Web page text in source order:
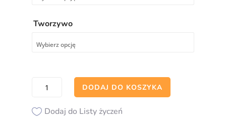
Tworzywo
ilość
do
DODAJ DO KOSZYKA
Dodaj do Listy życzeń